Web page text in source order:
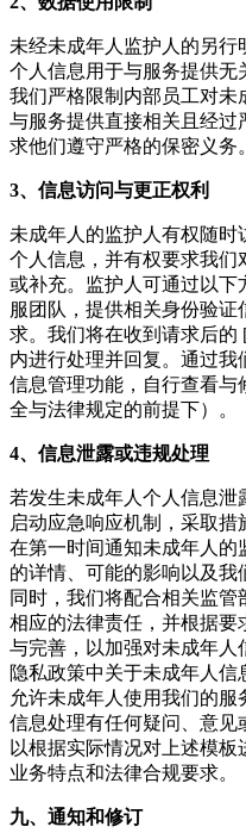
未经未成年人监护人的另
个人信息用于与服务提供无
我们严格限制内部员工对
与服务提供直接相关且经
求他们遵守严格的保密义务。
3、信息访问与更正权利
未成年人的监护人有权随时
个人信息，并有权要求我们
或补充。监护人可通过以下
服团队，提供相关身份验
求。我们将在收到请求后的
内进行处理并回复。通过
信息管理功能，自行查看
全与法律规定的前提下）。
4、信息泄露或违规处理
若发生未成年人个人信息泄
启动应急响应机制，采取
在第一时间通知未成年人
的详情、可能的影响以及我
同时，我们将配合相关监
相应的法律责任，并根据要
与完善，以加强对未成年
隐私政策中关于未成年人
允许未成年人使用我们的服
信息处理有任何疑问、意
以根据实际情况对上述模
业务特点和法律合规要求。
九、通知和修订